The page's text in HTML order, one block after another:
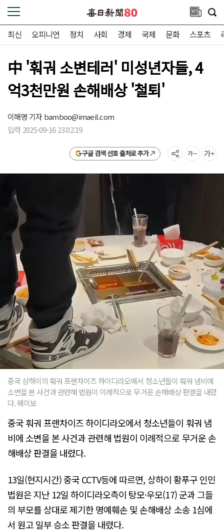
최신 오피니언 정치 사회 경제 국제 문화 스포츠
中 '훠궈 소변테러' 미성년자들, 4
억3천만원 손해배상 '철퇴'
이해명 기자bamboo@imaeil.com
입력 2025-09-16 23:02:19
구글 검색 선호 출처로 추가
중국 상하이의 훠궈 프랜차이즈 하이디라오에서 청소년들이 훠궈 냄비에
소변을 본 사건과 관련해 법원이 이례적으로 무거운 손해배상 판결을 내렸
다. 웨이보
중국 훠궈 프랜차이즈 하이디라오에서 청소년들이 훠궈 냄
비에 소변을 본 사건과 관련해 법원이 이례적으로 무거운 손
해배상 판결을 내렸다.
13일(현지시간) 중국 CCTV등에 따르면, 상하이 황푸구 인민
법원은 지난 12일 하이디라오측이 탕모·우모(17) 군과 그들
의 부모를 상대로 제기한 명예훼손 및 손해배상 소송 1심에
서 원고 일부 승소 판결을 내렸다.